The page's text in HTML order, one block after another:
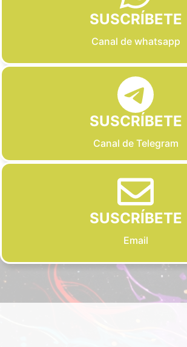
SUSCRÍBETE
Canal de whatsapp
SUSCRÍBETE
Canal de Telegram
SUSCRÍBETE
Email